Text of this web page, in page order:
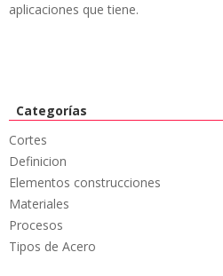
aplicaciones que tiene.
Categorías
Cortes
Definicion
Elementos construcciones
Materiales
Procesos
Tipos de Acero